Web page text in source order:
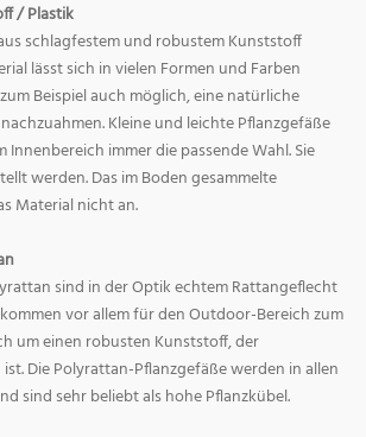
/ Plastik
schlagfestem und robustem Kunststoff
lässt sich in vielen Formen und Farben
Beispiel auch möglich, eine natürliche
Kleine und leichte Pflanzgefäße
Innenbereich immer die passende Wahl. Sie
werden. Das im Boden gesammelte
Material nicht an.
sind in der Optik echtem Rattangeflecht
vor allem für den Outdoor-Bereich zum
um einen robusten Kunststoff, der
Die Polyrattan-Pflanzgefäße werden in allen
sind sehr beliebt als hohe Pflanzkübel.